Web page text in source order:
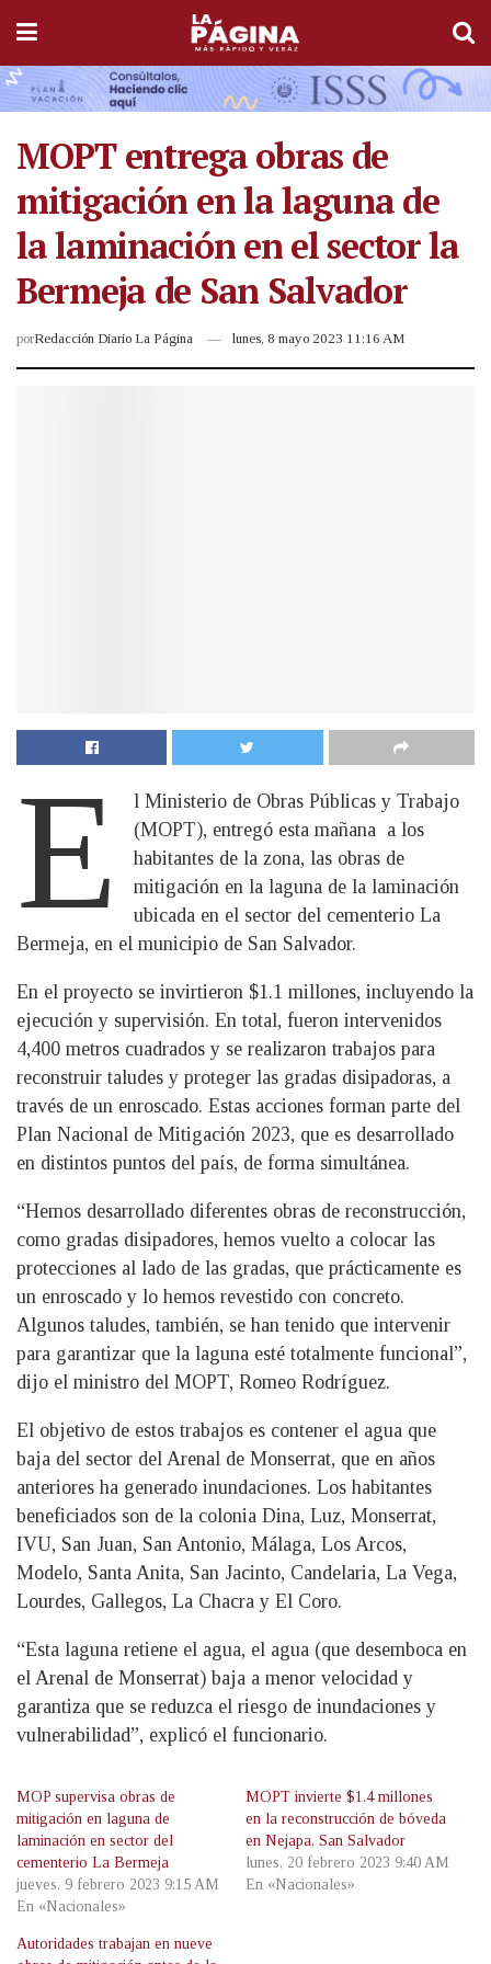
MOPT entrega obras de
mitigación en la laguna de
la laminación en el sector la
Bermeja de San Salvador
porRedacción Diario La Página lunes, 8 mayo 2023 11:16 AM
E
l Ministerio de Obras Públicas y Trabajo
(MOPT), entregó esta mañana a los
habitantes de la zona, las obras de
mitigación en la laguna de la laminación
ubicada en el sector del cementerio La
Bermeja, en el municipio de San Salvador.
En el proyecto se invirtieron $1.1 millones, incluyendo la
ejecución y supervisión. En total, fueron intervenidos
4,400 metros cuadrados y se realizaron trabajos para
reconstruir taludes y proteger las gradas disipadoras, a
través de un enroscado. Estas acciones forman parte del
Plan Nacional de Mitigación 2023, que es desarrollado
en distintos puntos del país, de forma simultánea.
“Hemos desarrollado diferentes obras de reconstrucción,
como gradas disipadores, hemos vuelto a colocar las
protecciones al lado de las gradas, que prácticamente es
un enroscado y lo hemos revestido con concreto.
Algunos taludes, también, se han tenido que intervenir
para garantizar que la laguna esté totalmente funcional”,
dijo el ministro del MOPT, Romeo Rodríguez.
El objetivo de estos trabajos es contener el agua que
baja del sector del Arenal de Monserrat, que en años
anteriores ha generado inundaciones. Los habitantes
beneficiados son de la colonia Dina, Luz, Monserrat,
IVU, San Juan, San Antonio, Málaga, Los Arcos,
Modelo, Santa Anita, San Jacinto, Candelaria, La Vega,
Lourdes, Gallegos, La Chacra y El Coro.
“Esta laguna retiene el agua, el agua (que desemboca en
el Arenal de Monserrat) baja a menor velocidad y
garantiza que se reduzca el riesgo de inundaciones y
vulnerabilidad”, explicó el funcionario.
MOP supervisa obras de
mitigación en laguna de
laminación en sector del
cementerio La Bermeja
jueves, 9 febrero 2023 9:15 AM
En «Nacionales»
MOPT invierte $1.4 millones
en la reconstrucción de bóveda
en Nejapa, San Salvador
lunes, 20 febrero 2023 9:40 AM
En «Nacionales»
Autoridades trabajan en nueve